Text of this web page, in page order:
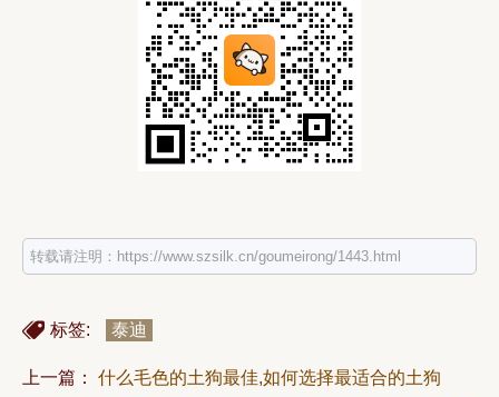
转载请注明：https://www.szsilk.cn/goumeirong/1443.html
标签: 泰迪
上一篇： 什么毛色的土狗最佳,如何选择最适合的土狗